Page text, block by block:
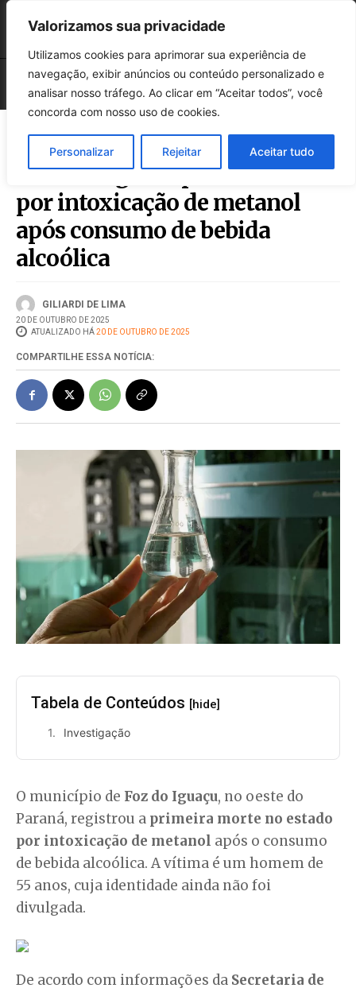
Valorizamos sua privacidade
Utilizamos cookies para aprimorar sua experiência de
navegação, exibir anúncios ou conteúdo personalizado e
analisar nosso tráfego. Ao clicar em “Aceitar todos”, você
concorda com nosso uso de cookies.
Personalizar Rejeitar Aceitar tudo
Paraná registra primeira morte
por intoxicação de metanol
após consumo de bebida
alcoólica
GILIARDI DE LIMA
20 DE OUTUBRO DE 2025
ATUALIZADO HÁ20 DE OUTUBRO DE 2025
COMPARTILHE ESSA NOTÍCIA:
Tabela de Conteúdos [hide]
Investigação
O município de Foz do Iguaçu, no oeste do
Paraná, registrou a primeira morte no estado
por intoxicação de metanol após o consumo
de bebida alcoólica. A vítima é um homem de
55 anos, cuja identidade ainda não foi
divulgada.
De acordo com informações da Secretaria de